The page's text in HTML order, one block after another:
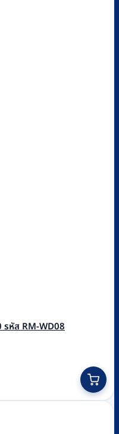
หัส RM-WD08